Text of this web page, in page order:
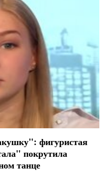
фигуристая
покрутила
танце